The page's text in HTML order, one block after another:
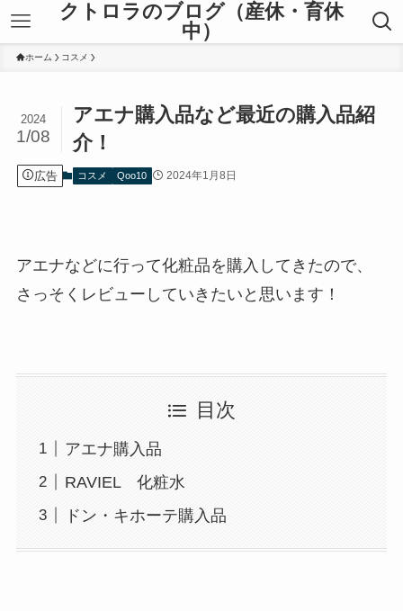
クトロラのブログ（産休・育休
中）
ホーム コスメ
アエナ購入品など最近の購入品紹
介！
2024
1/08
広告 コスメ Qoo10 2024年1月8日
アエナなどに行って化粧品を購入してきたので、
さっそくレビューしていきたいと思います！
目次
アエナ購入品
RAVIEL 化粧水
ドン・キホーテ購入品